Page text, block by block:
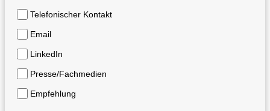
Telefonischer Kontakt
Email
LinkedIn
Presse/Fachmedien
Empfehlung